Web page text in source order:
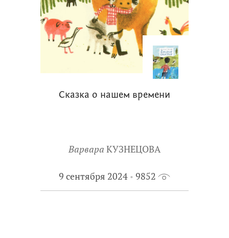
Сказка о нашем времени
Варвара КУЗНЕЦОВА
9 сентября 2024 9852